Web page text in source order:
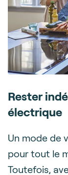
Rester
électrique
Un mode de
pour tout le
Toutefois,